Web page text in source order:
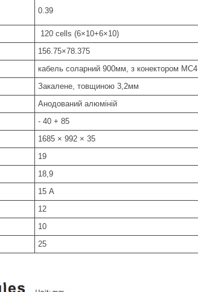
0.39
120 cells (6×10+6×10)
156.75×78.375
кабель соларний 900мм, з конектором МС4
Закалене, товщиною 3,2мм
Анодований алюміній
- 40 + 85
1685 × 992 × 35
19
18,9
15 А
12
10
25